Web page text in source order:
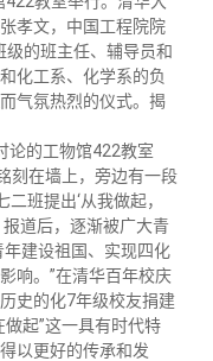
孝文，中国工程院院
的班主任、辅导员和
化工系、化学系的负
气氛热烈的仪式。揭
论的工物馆422教室
刻在墙上，旁边有一段
班提出‘从我做起，
道后，逐渐被广大青
建设祖国、实现四化
响。”在清华百年校庆
史的化7年级校友捐建
起”这一具有时代特
以更好的传承和发